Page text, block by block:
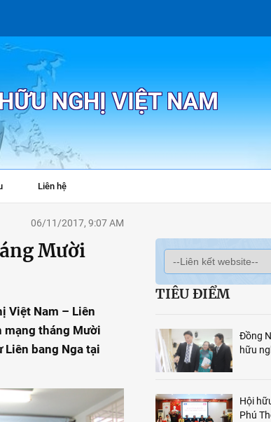
NGHỊ VIỆT NAM
Liên hệ
06/11/2017, 9:07 AM
Mười
Việt Nam – Liên
mạng tháng Mười
bang Nga tại
TIÊU ĐIỂM
Đồng
hữu
Hội
Phú